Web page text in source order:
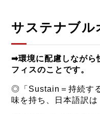
サステナブル
➡環境に配慮しながら
フィスのことです。
◎「Sustain＝持続す
味を持ち、日本語訳は